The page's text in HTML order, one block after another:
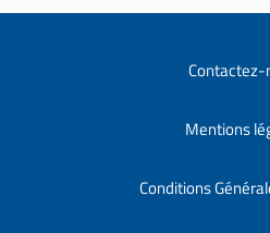
Contactez-
Mentions
Conditions